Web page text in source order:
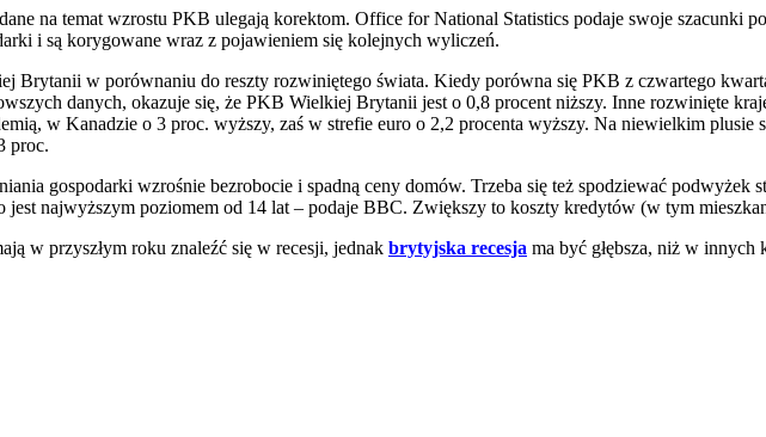
na temat wzrostu PKB ulegają korektom. Office for National Statistics podaje swoje szacunki
i są korygowane wraz z pojawieniem się kolejnych wyliczeń.
Brytanii w porównaniu do reszty rozwiniętego świata. Kiedy porówna się PKB z czwartego
danych, okazuje się, że PKB Wielkiej Brytanii jest o 0,8 procent niższy. Inne rozwinięte
w Kanadzie o 3 proc. wyższy, zaś w strefie euro o 2,2 procenta wyższy. Na niewielkim plusie
proc.
gospodarki wzrośnie bezrobocie i spadną ceny domów. Trzeba się też spodziewać podwyżek
jest najwyższym poziomem od 14 lat – podaje BBC. Zwiększy to koszty kredytów (w tym
w przyszłym roku znaleźć się w recesji, jednak brytyjska recesja ma być głębsza, niż w innych